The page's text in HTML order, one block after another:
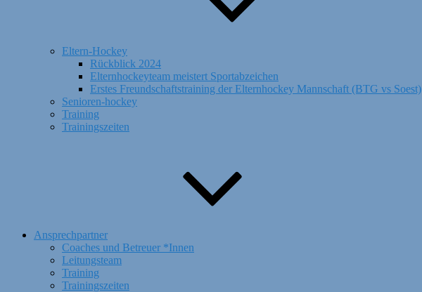
Eltern-Hockey
Rückblick 2024
Elternhockeyteam meistert Sportabzeichen
Erstes Freundschaftstraining der Elternhockey Mannschaft (BTG vs Soest)
Senioren-hockey
Training
Trainingszeiten
Ansprechpartner
Coaches und Betreuer *Innen
Leitungsteam
Training
Trainingszeiten